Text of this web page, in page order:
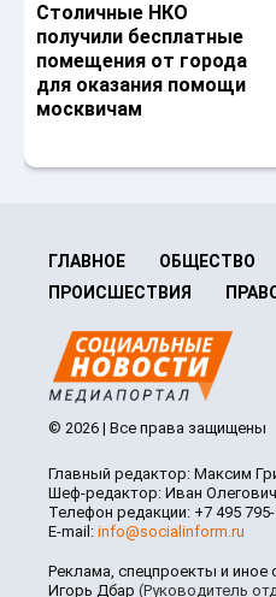
Столичные НКО
получили бесплатные
помещения от города
для оказания помощи
москвичам
ГЛАВНОЕ ОБЩЕСТВО
ПРОИСШЕСТВИЯ
© 2026 | Все права защищены
Главный редактор: Максим
Шеф-редактор: Иван
Телефон редакции: +7 495
E-mail: info@socialinform.ru
Реклама, спецпроекты и иное
Игорь Дбар (Руководитель